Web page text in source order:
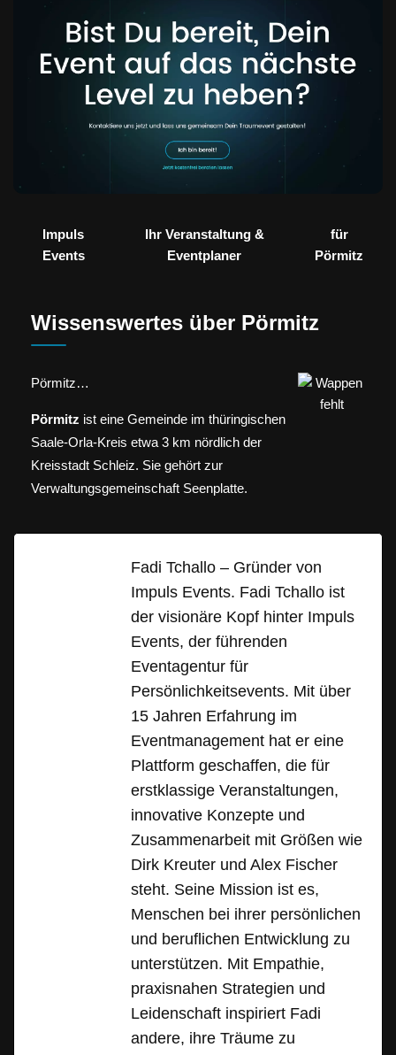
Impuls
Events
Ihr Veranstaltung &
Eventplaner
für
Pörmitz
Wissenswertes über Pörmitz
Pörmitz…
Pörmitz ist eine Gemeinde im thüringischen
Saale-Orla-Kreis etwa 3 km nördlich der
Kreisstadt Schleiz. Sie gehört zur
Verwaltungsgemeinschaft Seenplatte.
Fadi Tchallo – Gründer von
Impuls Events. Fadi Tchallo ist
der visionäre Kopf hinter Impuls
Events, der führenden
Eventagentur für
Persönlichkeitsevents. Mit über
15 Jahren Erfahrung im
Eventmanagement hat er eine
Plattform geschaffen, die für
erstklassige Veranstaltungen,
innovative Konzepte und
Zusammenarbeit mit Größen wie
Dirk Kreuter und Alex Fischer
steht. Seine Mission ist es,
Menschen bei ihrer persönlichen
und beruflichen Entwicklung zu
unterstützen. Mit Empathie,
praxisnahen Strategien und
Leidenschaft inspiriert Fadi
andere, ihre Träume zu